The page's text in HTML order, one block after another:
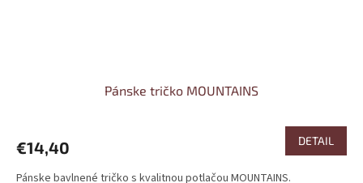
Pánske tričko MOUNTAINS
€14,40 DETAIL
Pánske bavlnené tričko s kvalitnou potlačou MOUNTAINS.